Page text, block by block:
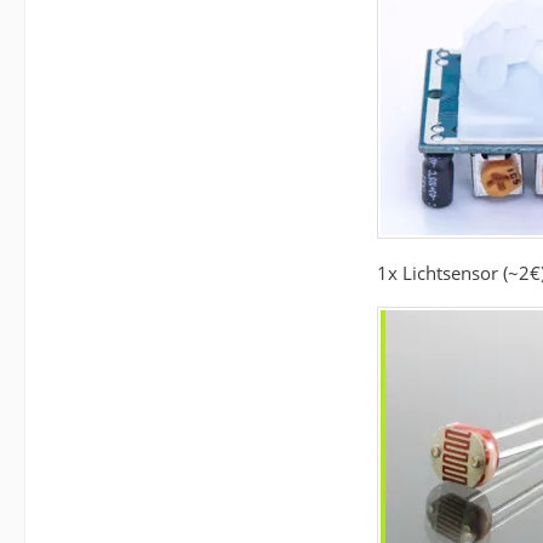
1x Lichtsensor